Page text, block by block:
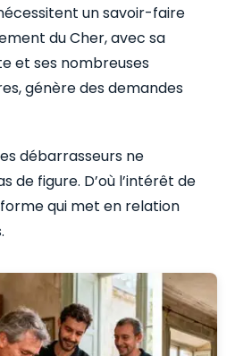
un savoir-faire
du Cher, avec sa
et ses nombreuses
génère des demandes
débarrasseurs ne
de figure. D’où l’intérêt de
qui met en relation